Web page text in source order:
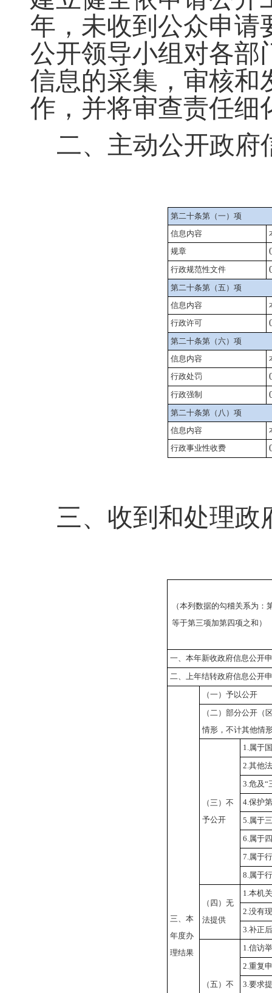
年 ， 未收到公众申请
公开领导小组对各部
信息的采集，审核和
作，并将审查责任细
二、主动公开政府
第二十条第（一）项
信息内容
规章
行政规范性文件
第二十条第（五）项
信息内容
行政许可
第二十条第（六）项
信息内容
行政处罚
行政强制
第二十条第（八）项
信息内容
行政事业性收费
三、收到和处理政
（本列数据的勾稽关系为：
等于第三项加第四项之和）
一、本年新收政府信息公开
二、上年结转政府信息公开
三、本
年度办
理结果
（一）予以公开
（二）部分公开 （
情形，不计其他情
（三）不
予公开
1.属于
2.其他
3.危及“
4.保护
5.属于
6.属于
7.属于
8.属于
（四）无
法提供
1.本机
2.没有
3.补正
（五）不
1.信访
2.重复
3.要求